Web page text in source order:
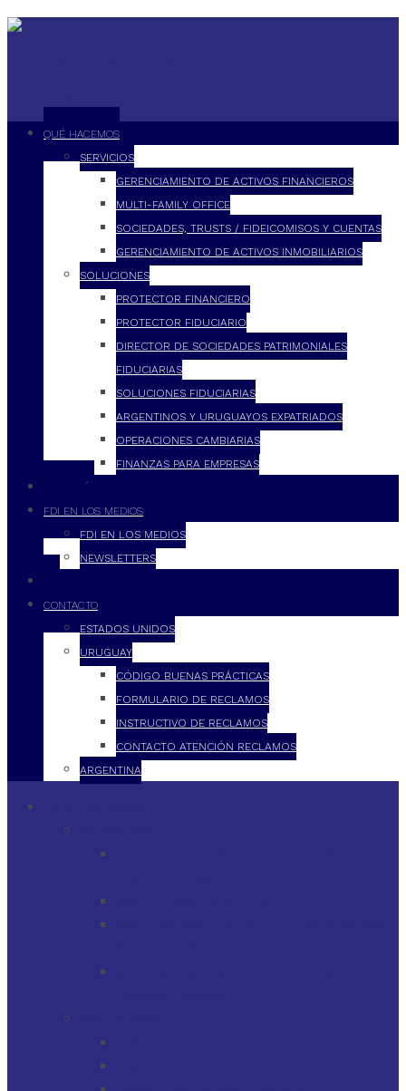
QUÉ HACEMOS
SERVICIOS
GERENCIAMIENTO DE ACTIVOS FINANCIEROS
MULTI-FAMILY OFFICE
SOCIEDADES, TRUSTS / FIDEICOMISOS Y CUENTAS
GERENCIAMIENTO DE ACTIVOS INMOBILIARIOS
SOLUCIONES
PROTECTOR FINANCIERO
PROTECTOR FIDUCIARIO
DIRECTOR DE SOCIEDADES PATRIMONIALES
FIDUCIARIAS
SOLUCIONES FIDUCIARIAS
ARGENTINOS Y URUGUAYOS EXPATRIADOS
OPERACIONES CAMBIARIAS
FINANZAS PARA EMPRESAS
FILOSOFÍA
FDI EN LOS MEDIOS
FDI EN LOS MEDIOS
NEWSLETTERS
CONTACTO
ESTADOS UNIDOS
URUGUAY
CÓDIGO BUENAS PRÁCTICAS
FORMULARIO DE RECLAMOS
INSTRUCTIVO DE RECLAMOS
CONTACTO ATENCIÓN RECLAMOS
ARGENTINA